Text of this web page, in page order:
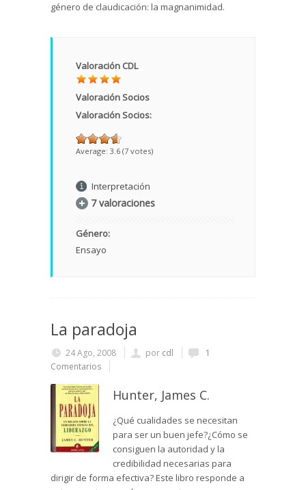
género de claudicación: la magnanimidad.
Valoración CDL
Valoración Socios
Valoración Socios:
Average: 3.6 (7 votes)
Interpretación
7 valoraciones
Género:
Ensayo
La paradoja
24 Ago, 2008 por cdl
1
Comentarios
Hunter, James C.
¿Qué cualidades se necesitan
para ser un buen jefe?¿Cómo se
consiguen la autoridad y la
credibilidad necesarias para
dirigir de forma efectiva? Este libro responde a